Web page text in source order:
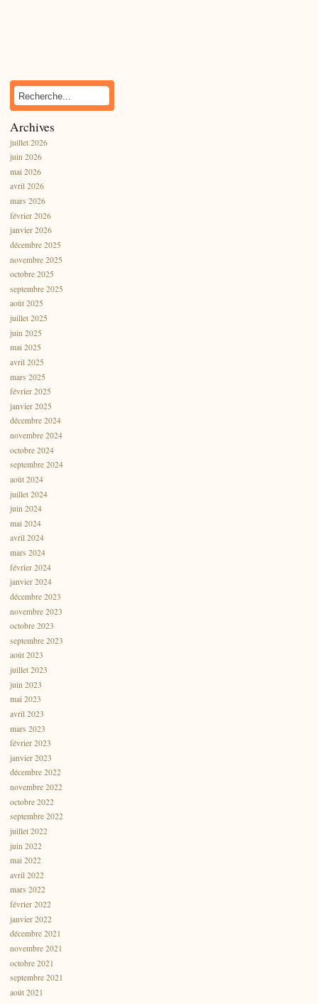
Archives
juillet 2026
juin 2026
mai 2026
avril 2026
mars 2026
février 2026
janvier 2026
décembre 2025
novembre 2025
octobre 2025
septembre 2025
août 2025
juillet 2025
juin 2025
mai 2025
avril 2025
mars 2025
février 2025
janvier 2025
décembre 2024
novembre 2024
octobre 2024
septembre 2024
août 2024
juillet 2024
juin 2024
mai 2024
avril 2024
mars 2024
février 2024
janvier 2024
décembre 2023
novembre 2023
octobre 2023
septembre 2023
août 2023
juillet 2023
juin 2023
mai 2023
avril 2023
mars 2023
février 2023
janvier 2023
décembre 2022
novembre 2022
octobre 2022
septembre 2022
juillet 2022
juin 2022
mai 2022
avril 2022
mars 2022
février 2022
janvier 2022
décembre 2021
novembre 2021
octobre 2021
septembre 2021
août 2021